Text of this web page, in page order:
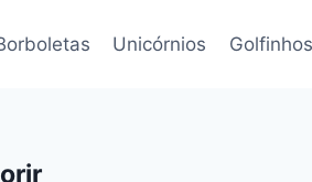
Unicórnios Golfinhos